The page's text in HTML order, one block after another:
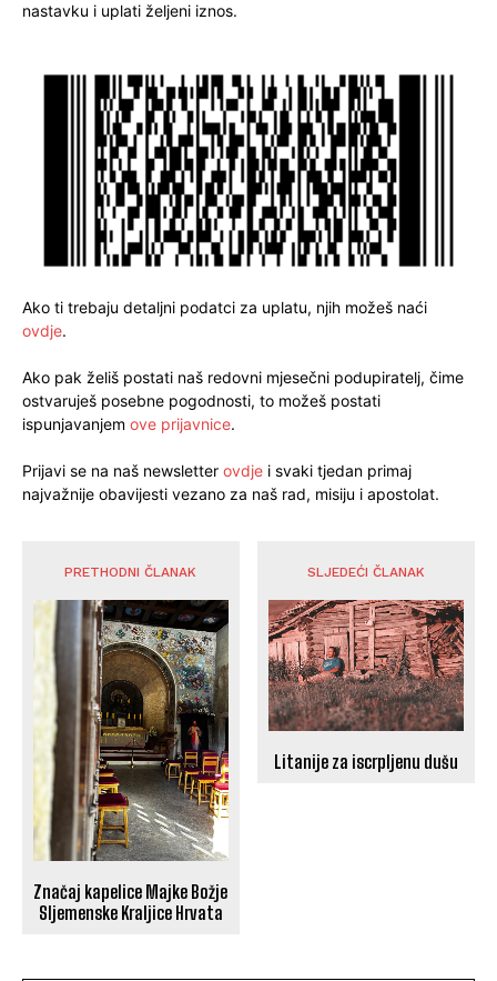
nastavku i uplati željeni iznos.
Ako ti trebaju detaljni podatci za uplatu, njih možeš naći
ovdje.
Ako pak želiš postati naš redovni mjesečni podupiratelj, čime
ostvaruješ posebne pogodnosti, to možeš postati
ispunjavanjem ove prijavnice.
Prijavi se na naš newsletter ovdje i svaki tjedan primaj
najvažnije obavijesti vezano za naš rad, misiju i apostolat.
PRETHODNI ČLANAK
Značaj kapelice Majke Božje
Sljemenske Kraljice Hrvata
SLJEDEĆI ČLANAK
Litanije za iscrpljenu dušu